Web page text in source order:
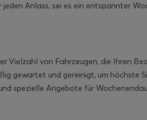
Anlass, sei es ein entspannter
Vielzahl von Fahrzeugen, die Ihren
gewartet und gereinigt, um höchste
spezielle Angebote für